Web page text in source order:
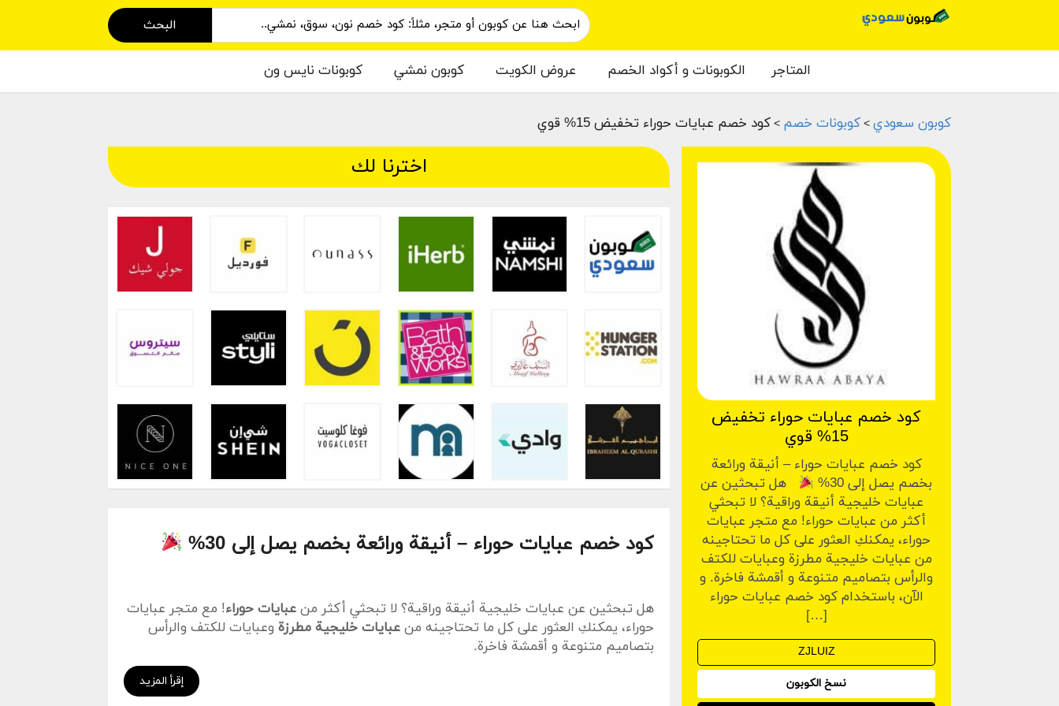
البحث
المتاجر الكوبونات و أكواد الخصم عروض الكويت كوبون نمشي كوبونات نايس ون
كوبون سعودي > كوبونات خصم > كود خصم عبايات حوراء تخفيض 15% قوي
كود خصم عبايات حوراء تخفيض
15% قوي
كود خصم عبايات حوراء – أنيقة ورائعة
بخصم يصل إلى 30%
هل تبحثين عن
عبايات خليجية أنيقة وراقية؟ لا تبحثي
أكثر من عبايات حوراء! مع متجر عبايات
حوراء، يمكنكِ العثور على كل ما تحتاجينه
من عبايات خليجية مطرزة وعبايات للكتف
والرأس بتصاميم متنوعة و أقمشة فاخرة. و
الآن، باستخدام كود خصم عبايات حوراء
[…]
نسخ الكوبون
اخترنا لك
إقرأ المزيد
كود خصم عبايات حوراء – أنيقة ورائعة بخصم يصل إلى 30%
هل تبحثين عن عبايات خليجية أنيقة وراقية؟ لا تبحثي أكثر من عبايات حوراء! مع متجر عبايات
حوراء، يمكنكِ العثور على كل ما تحتاجينه من عبايات خليجية مطرزةوعبايات للكتف والرأس
بتصاميم متنوعة و أقمشة فاخرة.
، يمكنكِ التوفير بنسبة تصل إلى 30%